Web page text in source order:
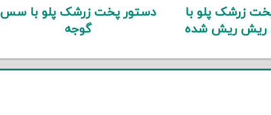
زرشک پلو با
ریش ریش شده
دستور پخت زرشک پلو با سس
گوجه